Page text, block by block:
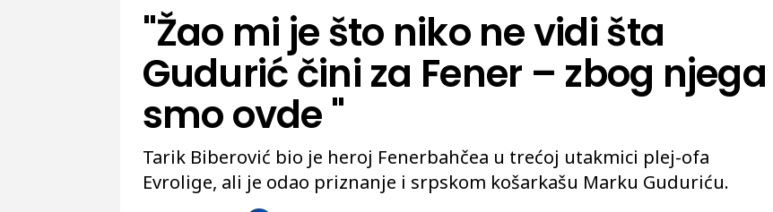
"Žao mi je što niko ne vidi šta
Gudurić čini za Fener – zbog njega
smo ovde "
Tarik Biberović bio je heroj Fenerbahčea u trećoj utakmici plej-ofa
Evrolige, ali je odao priznanje i srpskom košarkašu Marku Guduriću.